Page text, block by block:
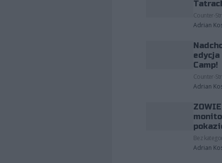
Counter-
Adrian
edycja
Camp!
Counter-
Adrian
Bez
Adrian